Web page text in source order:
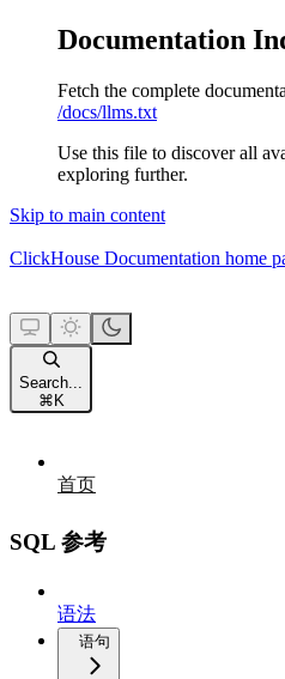
Documentation
Fetch the complete
/docs/llms.txt
Use this file to discover all
exploring further.
Skip to main content
ClickHouse Documentation home
Search...
⌘ K
首页
SQL 参考
语法
语句